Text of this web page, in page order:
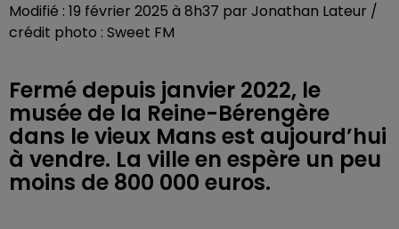
Modifié : 19 février 2025 à 8h37 par Jonathan Lateur /
crédit photo : Sweet FM
Fermé depuis janvier 2022, le
musée de la Reine-Bérengère
dans le vieux Mans est aujourd’hui
à vendre. La ville en espère un peu
moins de 800 000 euros.